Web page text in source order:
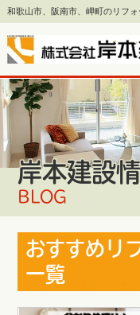
和歌山市、阪南市、岬町のリフ
岸本建設
BLOG
おすすめリ
一覧